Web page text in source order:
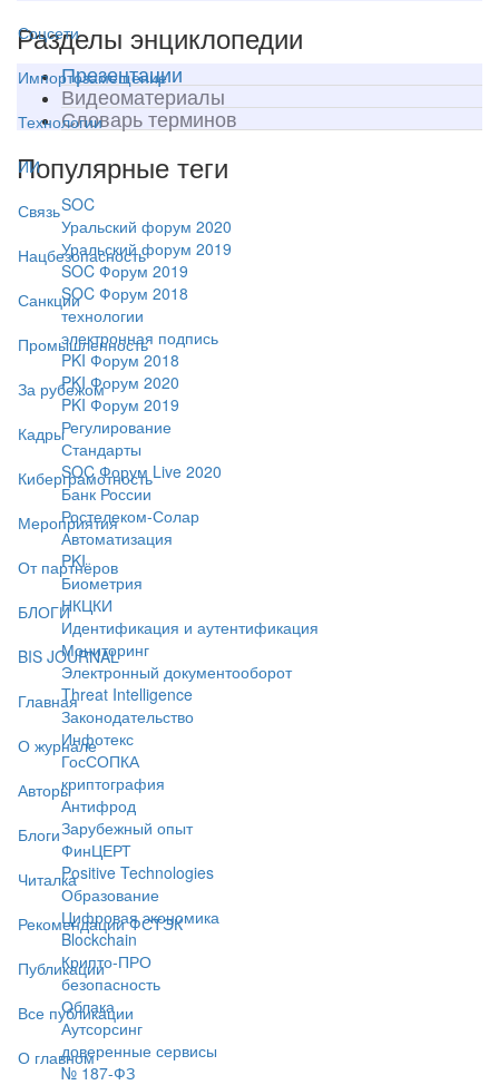
Соцсети
Импортозамещение
Технологии
ИИ
Связь
Нацбезопасность
Санкции
Промышленность
За рубежом
Кадры
Киберграмотность
Мероприятия
От партнёров
БЛОГИ
BIS JOURNAL
Главная
О журнале
Авторы
Блоги
Читалка
Рекомендации ФСТЭК
Публикации
Все публикации
О главном
Разделы энциклопедии
Презентации
Видеоматериалы
Словарь терминов
Популярные теги
SOC
Уральский форум 2020
Уральский форум 2019
SOC Форум 2019
SOC Форум 2018
технологии
электронная подпись
PKI Форум 2018
PKI Форум 2020
PKI Форум 2019
Регулирование
Стандарты
SOC Форум Live 2020
Банк России
Ростелеком-Солар
Автоматизация
PKI
Биометрия
НКЦКИ
Идентификация и аутентификация
Мониторинг
Электронный документооборот
Threat Intelligence
Законодательство
Инфотекс
ГосСОПКА
криптография
Антифрод
Зарубежный опыт
ФинЦЕРТ
Positive Technologies
Образование
Цифровая экономика
Blockchain
Крипто-ПРО
безопасность
Облака
Аутсорсинг
доверенные сервисы
№ 187-ФЗ